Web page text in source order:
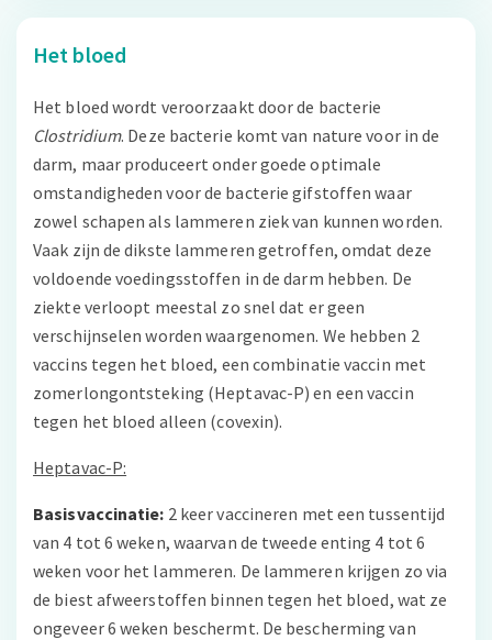
Het bloed
Het bloed wordt veroorzaakt door de bacterie
Clostridium. Deze bacterie komt van nature voor in de
darm, maar produceert onder goede optimale
omstandigheden voor de bacterie gifstoffen waar
zowel schapen als lammeren ziek van kunnen worden.
Vaak zijn de dikste lammeren getroffen, omdat deze
voldoende voedingsstoffen in de darm hebben. De
ziekte verloopt meestal zo snel dat er geen
verschijnselen worden waargenomen. We hebben 2
vaccins tegen het bloed, een combinatie vaccin met
zomerlongontsteking (Heptavac-P) en een vaccin
tegen het bloed alleen (covexin).
Heptavac-P:
Basisvaccinatie: 2 keer vaccineren met een tussentijd
van 4 tot 6 weken, waarvan de tweede enting 4 tot 6
weken voor het lammeren. De lammeren krijgen zo via
de biest afweerstoffen binnen tegen het bloed, wat ze
ongeveer 6 weken beschermt. De bescherming van